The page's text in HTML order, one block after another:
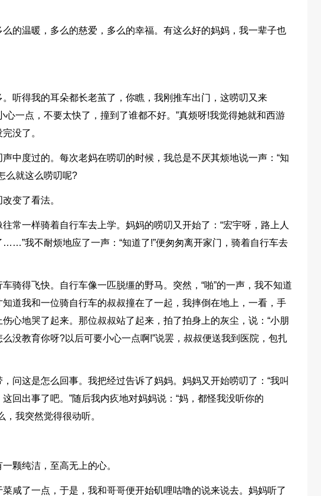
的温暖，多么的慈爱，多么的幸福。有这么好的妈妈，我一辈子也
听得我的耳朵都长老茧了，你瞧，我刚推车出门，这唠叨又来
心一点，不要太快了，撞到了谁都不好。”真烦呀!我觉得她就和西游
没了。
中度过的。每次老妈在唠叨的时候，我总是不厌其烦地说一声：“知
么就这么唠叨呢?
变了看法。
常一样骑着自行车去上学。妈妈的唠叨又开始了：“宏宇呀，路上人
我不耐烦地应了一声：“知道了!”便匆匆离开家门，骑着自行车去
骑得飞快。自行车像一匹脱缰的野马。突然，“啪”的一声，我不知道
道我和一位骑自行车的叔叔撞在了一起，我摔倒在地上，一看，手
伤心地哭了起来。那位叔叔站了起来，拍了拍身上的灰尘，说：“小朋
没教育你呀?以后可要小心一点啊!”说罢，叔叔便送我到医院，包扎
问这是怎么回事。我把经过告诉了妈妈。妈妈又开始唠叨了：“我叫
回出事了吧。”随后我内疚地对妈妈说：“妈，都怪我没听你的
，我突然觉得很动听。
颗纯洁，至高无上的心。
咸了一点，于是，我和哥哥便开始矶哩咕噜的说来说去。妈妈听了